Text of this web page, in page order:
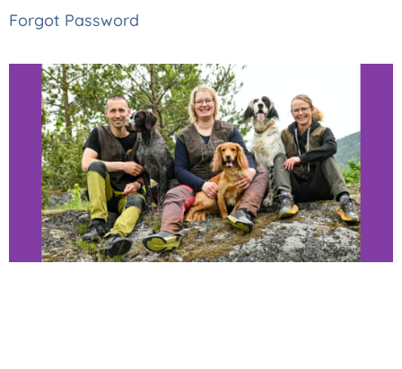
Forgot Password